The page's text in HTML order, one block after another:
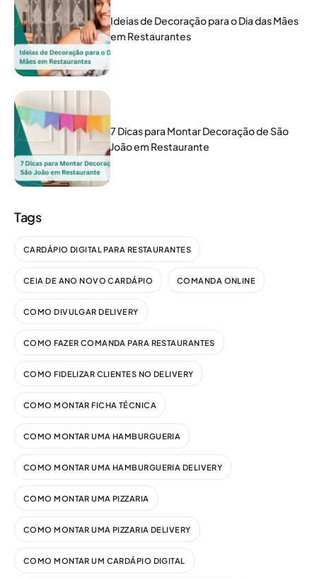
Ideias de Decoração para o Dia das Mães
em Restaurantes
7 Dicas para Montar Decoração de São
João em Restaurante
Tags
CARDÁPIO DIGITAL PARA RESTAURANTES
CEIA DE ANO NOVO CARDÁPIO COMANDA ONLINE
COMO DIVULGAR DELIVERY
COMO FAZER COMANDA PARA RESTAURANTES
COMO FIDELIZAR CLIENTES NO DELIVERY
COMO MONTAR FICHA TÉCNICA
COMO MONTAR UMA HAMBURGUERIA
COMO MONTAR UMA HAMBURGUERIA DELIVERY
COMO MONTAR UMA PIZZARIA
COMO MONTAR UMA PIZZARIA DELIVERY
COMO MONTAR UM CARDÁPIO DIGITAL​